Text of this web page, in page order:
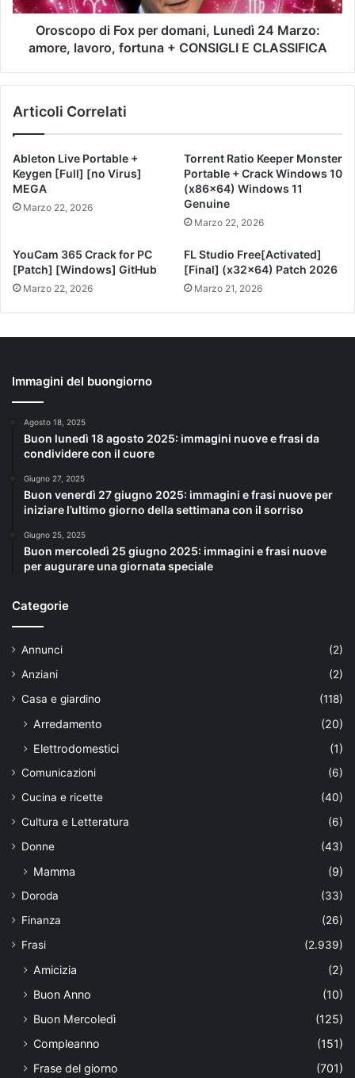
Oroscopo di Fox per domani, Lunedì 24 Marzo:
amore, lavoro, fortuna + CONSIGLI E CLASSIFICA
Articoli Correlati
Ableton Live Portable +
Keygen [Full] [no Virus]
MEGA
Marzo 22, 2026
Torrent Ratio Keeper Monster
Portable + Crack Windows 10
(x86x64) Windows 11
Genuine
Marzo 22, 2026
YouCam 365 Crack for PC
[Patch] [Windows] GitHub
Marzo 22, 2026
FL Studio Free[Activated]
[Final] (x32x64) Patch 2026
Marzo 21, 2026
Immagini del buongiorno
Agosto 18, 2025
Buon lunedì 18 agosto 2025: immagini nuove e frasi da
condividere con il cuore
Giugno 27, 2025
Buon venerdì 27 giugno 2025: immagini e frasi nuove per
iniziare l’ultimo giorno della settimana con il sorriso
Giugno 25, 2025
Buon mercoledì 25 giugno 2025: immagini e frasi nuove
per augurare una giornata speciale
Categorie
Annunci
(2)
Anziani
(2)
Casa e giardino
(118)
Arredamento
(20)
Elettrodomestici
(1)
Comunicazioni
(6)
Cucina e ricette
(40)
Cultura e Letteratura
(6)
Donne
(43)
Mamma (9)
Doroda
(33)
Finanza
(26)
Frasi
(2.939)
Amicizia
(2)
Buon Anno
(10)
Buon Mercoledì
(125)
Compleanno
(151)
Frase del giorno
(701)